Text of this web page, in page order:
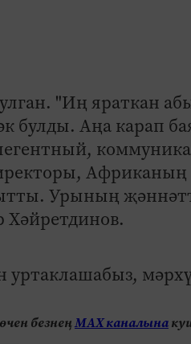
"Иң яраткан
булды. Аңа карап
Африканың
Урының
Хәйретдинов.
безнеңМАХ каналына